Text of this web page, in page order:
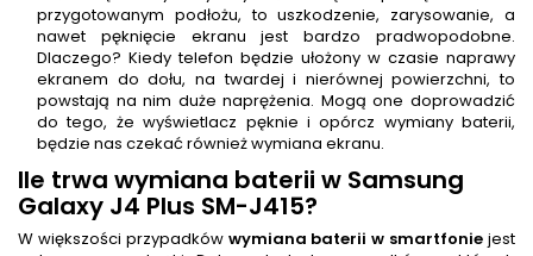
przygotowanym podłożu, to uszkodzenie, zarysowanie, a
nawet pęknięcie ekranu jest bardzo pradwopodobne.
Dlaczego? Kiedy telefon będzie ułożony w czasie naprawy
ekranem do dołu, na twardej i nierównej powierzchni, to
powstają na nim duże naprężenia. Mogą one doprowadzić
do tego, że wyświetlacz pęknie i opórcz wymiany baterii,
będzie nas czekać również wymiana ekranu.
Ile trwa wymiana baterii w Samsung
Galaxy J4 Plus SM-J415?
W większości przypadków wymiana baterii w smartfonie jest